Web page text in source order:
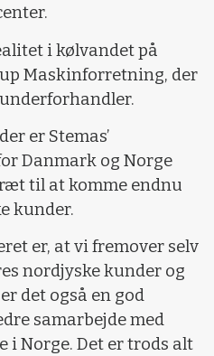
i kølvandet på
Maskinforretning, der
er Stemas’
Danmark og Norge
til at komme endnu
kunder.
er, at vi fremover selv
nordjyske kunder og
det også en god
samarbejde med
i Norge. Det er trods alt